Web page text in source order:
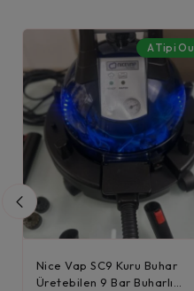
A Tipi
Nice Vap SC9 Kuru Buhar
Üretebilen 9 Bar Buharlı